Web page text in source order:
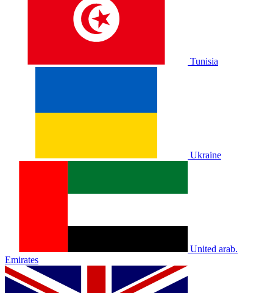
Tunisia
Ukraine
United arab.
Emirates